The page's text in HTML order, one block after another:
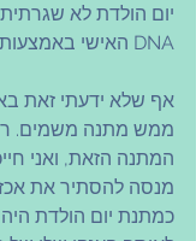
יום הולדת לא
DNA האישי באמצעות בדיקת רוק.
אף שלא ידעתי זאת
ממש מתנה משמים.
המתנה הזאת, ואני
מנסה להסתיר את
כמתנת יום הולדת